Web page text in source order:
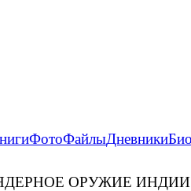
ФотоФайлыДневники
ОРУЖИЕ ИНДИИ